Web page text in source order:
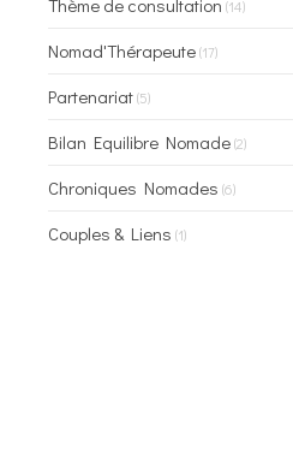
(14)
Nomad'Thérapeute(17)
Partenariat(5)
Bilan Equilibre Nomade(2)
Chroniques Nomades (6)
Couples & Liens (1)